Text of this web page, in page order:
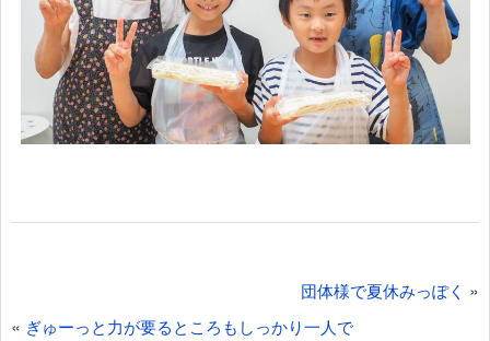
稿
団体様で夏休みっぽく »
« ぎゅーっと力が要るところもしっかり一人で